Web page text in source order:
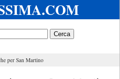
per San Martino